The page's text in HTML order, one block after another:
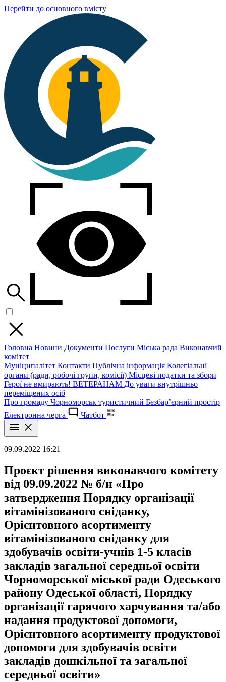
Перейти до основного вмісту
Головна Новини Документи Послуги Міська рада Виконавчий
комітет
Муніципалітет Контакти Публічна інформація Колегіальні
органи (ради, робочі групи, комісії) Місцеві податки та збори
Герої не вмирають! ВЕТЕРАНАМ До уваги внутрішньо
переміщених осіб
Про громаду Чорноморськ туристичний Безбар’єрний простір
Електронна черга
Чатбот
09.09.2022 16:21
Проєкт рішення виконавчого комітету
від 09.09.2022 № б/н «Про
затвердження Порядку організації
вітамінізованого сніданку,
Орієнтовного асортименту
вітамінізованого сніданку для
здобувачів освіти-учнів 1-5 класів
закладів загальної середньої освіти
Чорноморської міської ради Одеського
району Одеської області, Порядку
організації гарячого харчування та/або
надання продуктової допомоги,
Орієнтовного асортименту продуктової
допомоги для здобувачів освіти
закладів дошкільної та загальної
середньої освіти»